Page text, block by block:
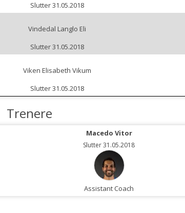
Slutter 31.05.2018
Vindedal Langlo Eli
Slutter 31.05.2018
Viken Elisabeth Vikum
Slutter 31.05.2018
Trenere
Macedo Vitor
Slutter 31.05.2018
Assistant Coach